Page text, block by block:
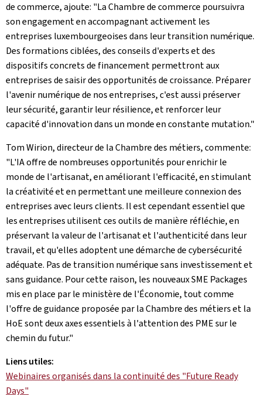
de commerce, ajoute: "La Chambre de commerce poursuivra
son engagement en accompagnant activement les
entreprises luxembourgeoises dans leur transition numérique.
Des formations ciblées, des conseils d'experts et des
dispositifs concrets de financement permettront aux
entreprises de saisir des opportunités de croissance. Préparer
l'avenir numérique de nos entreprises, c'est aussi préserver
leur sécurité, garantir leur résilience, et renforcer leur
capacité d'innovation dans un monde en constante mutation."
Tom Wirion, directeur de la Chambre des métiers, commente:
"L'IA offre de nombreuses opportunités pour enrichir le
monde de l'artisanat, en améliorant l'efficacité, en stimulant
la créativité et en permettant une meilleure connexion des
entreprises avec leurs clients. Il est cependant essentiel que
les entreprises utilisent ces outils de manière réfléchie, en
préservant la valeur de l'artisanat et l'authenticité dans leur
travail, et qu'elles adoptent une démarche de cybersécurité
adéquate. Pas de transition numérique sans investissement et
sans guidance. Pour cette raison, les nouveaux SME Packages
mis en place par le ministère de l'Économie, tout comme
l'offre de guidance proposée par la Chambre des métiers et la
HoE sont deux axes essentiels à l'attention des PME sur le
chemin du futur."
Liens utiles:
Webinaires organisés dans la continuité des "Future Ready
Days"